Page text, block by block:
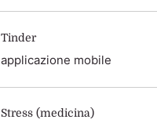
Tinder
applicazione mobile
Stress (medicina)